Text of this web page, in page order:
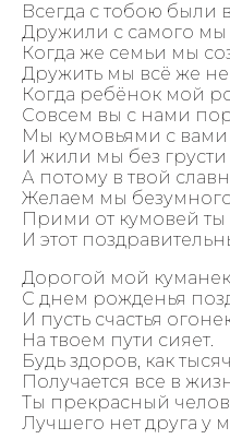
Всегда с тобою были
Дружили с самого мы
Когда же семьи мы
Дружить мы всё же не
Когда ребёнок мой
Совсем вы с нами
Мы кумовьями с вами
И жили мы без
А потому в твой
Желаем мы безумного
Прими от кумовей
И этот
Дорогой мой
С днем рожденья
И пусть счастья
На твоем пути сияет.
Будь здоров, как
Получается все в
Ты прекрасный
Лучшего нет друга у